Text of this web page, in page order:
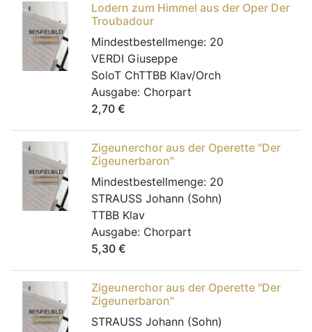
Lodern zum Himmel aus der Oper Der
Troubadour
Mindestbestellmenge: 20
VERDI Giuseppe
SoloT ChTTBB Klav/Orch
Ausgabe: Chorpart
2,70 €
Zigeunerchor aus der Operette "Der
Zigeunerbaron"
Mindestbestellmenge: 20
STRAUSS Johann (Sohn)
TTBB Klav
Ausgabe: Chorpart
5,30 €
Zigeunerchor aus der Operette "Der
Zigeunerbaron"
STRAUSS Johann (Sohn)